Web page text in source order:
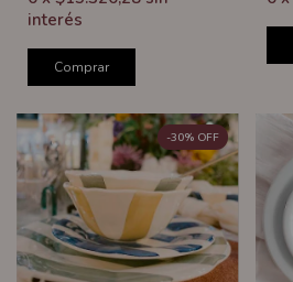
interés
Comprar
-30% OFF